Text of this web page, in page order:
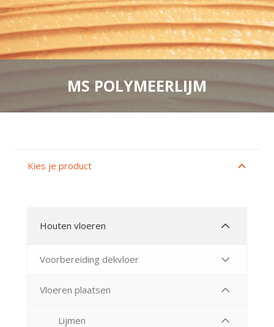
MS POLYMEERLIJM
Kies je product
Houten vloeren
Voorbereiding dekvloer
Vloeren plaatsen
Lijmen